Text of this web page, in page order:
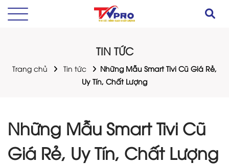
TIN TỨC
Trang chủ Tin tức
Những Mẫu Smart Tivi Cũ Giá Rẻ,
Uy Tín, Chất Lượng
Những Mẫu Smart Tivi Cũ
Giá Rẻ, Uy Tín, Chất Lượng